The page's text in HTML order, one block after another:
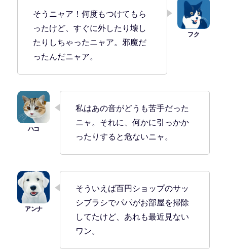
そうニャア！何度もつけてもら
ったけど、すぐに外したり壊し
たりしちゃったニャア。邪魔だ
ったんだニャア。
私はあの音がどうも苦手だった
ニャ。それに、何かに引っかか
ったりすると危ないニャ。
そういえば百円ショップのサッ
シブラシでパパがお部屋を掃除
してたけど、あれも最近見ない
ワン。